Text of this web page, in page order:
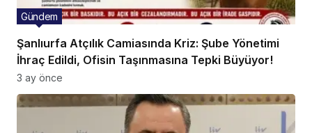
Şanlıurfa Atçılık Camiasında Kriz: Şube Yönetimi
İhraç Edildi, Ofisin Taşınmasına Tepki Büyüyor!
Gündem
3 ay önce